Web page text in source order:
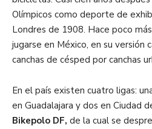
Olímpicos como deporte de
Londres de 1908. Hace poco
jugarse en México, en su versión
canchas de césped por canchas
En el país existen cuatro ligas:
en Guadalajara y dos en Ciudad
Bikepolo DF, de la cual se